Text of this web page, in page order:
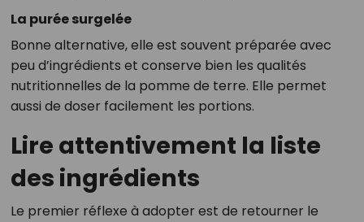
La purée surgelée
Bonne alternative, elle est souvent préparée avec
peu d’ingrédients et conserve bien les qualités
nutritionnelles de la pomme de terre. Elle permet
aussi de doser facilement les portions.
Lire attentivement la liste
des ingrédients
Le premier réflexe à adopter est de retourner le